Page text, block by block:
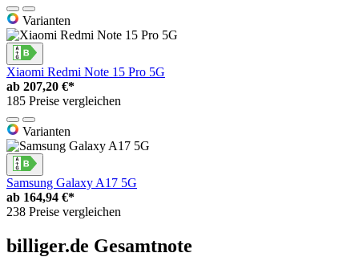
Varianten
Xiaomi Redmi Note 15 Pro 5G
ab 207,20 €*
185 Preise vergleichen
Varianten
Samsung Galaxy A17 5G
ab 164,94 €*
238 Preise vergleichen
billiger.de Gesamtnote